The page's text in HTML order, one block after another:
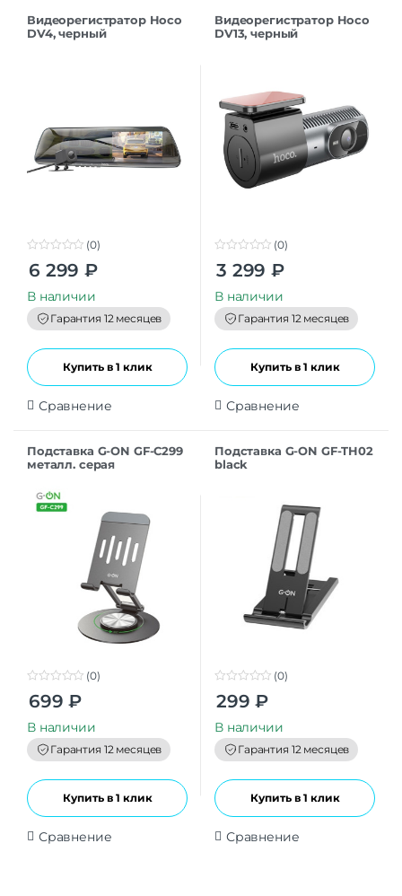
Видеорегистратор Hoco
DV4, черный
o
t
o
f
5
(0)
6 299 ₽
В наличии
Гарантия 12 месяцев
Купить в 1 клик
Сравнение
Видеорегистратор Hoco
DV13, черный
o
t
o
f
5
(0)
3 299 ₽
В наличии
Гарантия 12 месяцев
Купить в 1 клик
Сравнение
Подставка G-ON GF-C299
металл. серая
o
t
o
f
5
(0)
699 ₽
В наличии
Гарантия 12 месяцев
Купить в 1 клик
Сравнение
Подставка G-ON GF-TH02
black
o
t
o
f
5
(0)
299 ₽
В наличии
Гарантия 12 месяцев
Купить в 1 клик
Сравнение